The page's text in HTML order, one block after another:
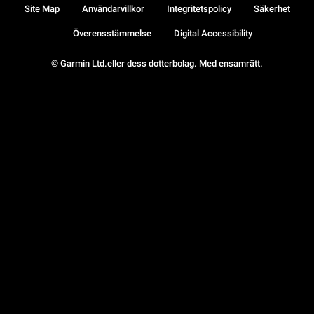
© Garmin Ltd.eller dess dotterbolag. Med ensamrätt.
Site Map Användarvillkor Integritetspolicy Säkerhet
Överensstämmelse Digital Accessibility